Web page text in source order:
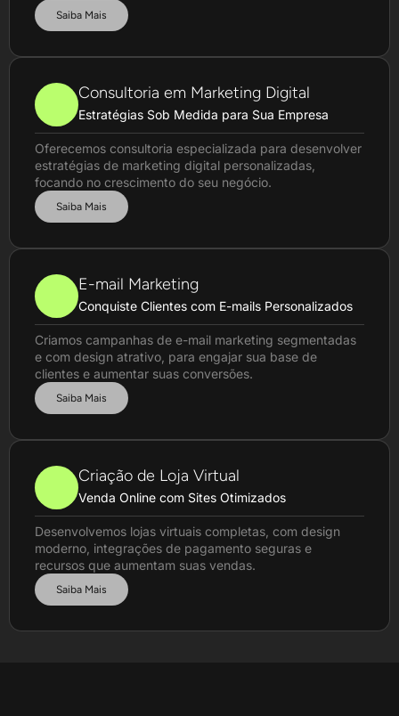
Saiba Mais
Consultoria em Marketing Digital
Estratégias Sob Medida para Sua Empresa
Oferecemos consultoria especializada para desenvolver
estratégias de marketing digital personalizadas,
focando no crescimento do seu negócio.
Saiba Mais
E-mail Marketing
Conquiste Clientes com E-mails Personalizados
Criamos campanhas de e-mail marketing segmentadas
e com design atrativo, para engajar sua base de
clientes e aumentar suas conversões.
Saiba Mais
Criação de Loja Virtual
Venda Online com Sites Otimizados
Desenvolvemos lojas virtuais completas, com design
moderno, integrações de pagamento seguras e
recursos que aumentam suas vendas.
Saiba Mais